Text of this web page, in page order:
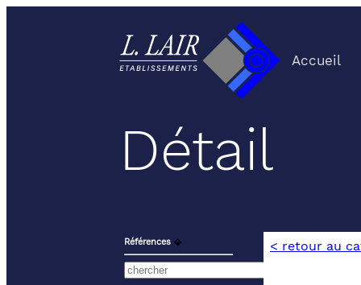
Accueil
Détail
Références ⬙ < retour au